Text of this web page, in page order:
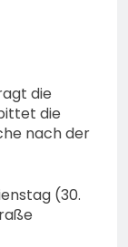
die
die
nach der
(30.